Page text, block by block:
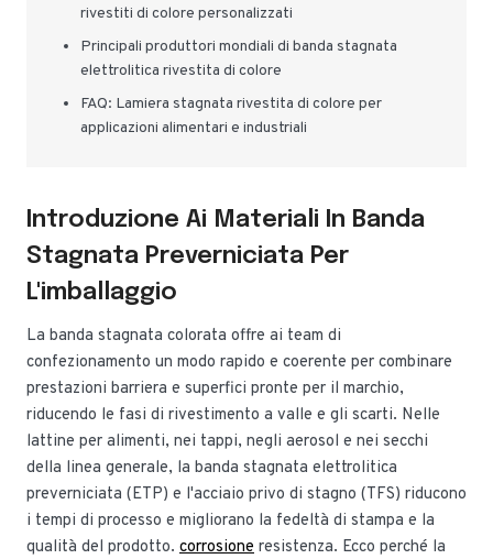
rivestiti di colore personalizzati
Principali produttori mondiali di banda stagnata
elettrolitica rivestita di colore
FAQ: Lamiera stagnata rivestita di colore per
applicazioni alimentari e industriali
Introduzione Ai Materiali In Banda
Stagnata Preverniciata Per
L'imballaggio
La banda stagnata colorata offre ai team di
confezionamento un modo rapido e coerente per combinare
prestazioni barriera e superfici pronte per il marchio,
riducendo le fasi di rivestimento a valle e gli scarti. Nelle
lattine per alimenti, nei tappi, negli aerosol e nei secchi
della linea generale, la banda stagnata elettrolitica
preverniciata (ETP) e l'acciaio privo di stagno (TFS) riducono
i tempi di processo e migliorano la fedeltà di stampa e la
qualità del prodotto. corrosione resistenza. Ecco perché la